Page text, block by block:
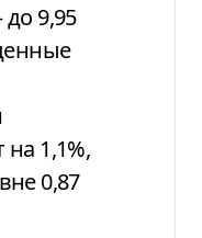
9,95
1,1%,
0,87